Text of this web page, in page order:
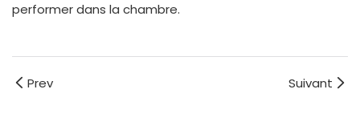
performer dans la chambre.
Prev Suivant